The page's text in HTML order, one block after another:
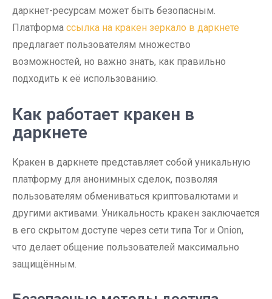
даркнет-ресурсам может быть безопасным.
Платформа ссылка на кракен зеркало в даркнете
предлагает пользователям множество
возможностей, но важно знать, как правильно
подходить к её использованию.
Как работает кракен в
даркнете
Кракен в даркнете представляет собой уникальную
платформу для анонимных сделок, позволяя
пользователям обмениваться криптовалютами и
другими активами. Уникальность кракен заключается
в его скрытом доступе через сети типа Tor и Onion,
что делает общение пользователей максимально
защищённым.